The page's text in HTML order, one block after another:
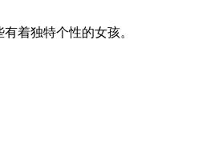
着独特个性的女孩。